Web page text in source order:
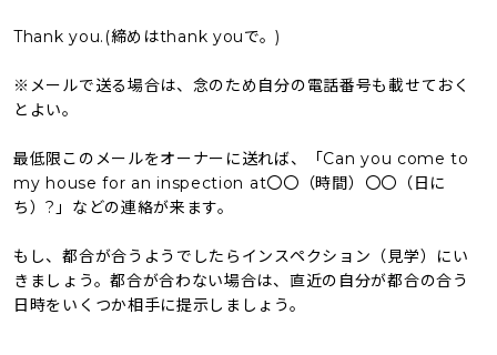
Thank you.(締めはthank youで。)
※メールで送る場合は、念のため自分の電話番号も載せておく
とよい。
最低限このメールをオーナーに送れば、「Can you come to
my house for an inspection at〇〇（時間）〇〇（日に
ち）?」などの連絡が来ます。
もし、都合が合うようでしたらインスペクション（見学）にい
きましょう。都合が合わない場合は、直近の自分が都合の合う
日時をいくつか相手に提示しましょう。